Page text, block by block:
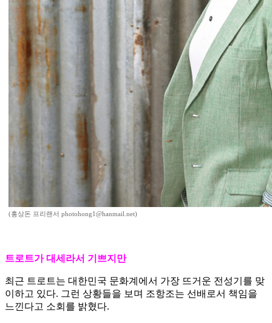
(홍상돈 프리랜서 photohong1@hanmail.net)
트로트가 대세라서 기쁘지만
최근 트로트는 대한민국 문화계에서 가장 뜨거운 전성기를 맞
이하고 있다. 그런 상황들을 보며 조항조는 선배로서 책임을
느낀다고 소회를 밝혔다.